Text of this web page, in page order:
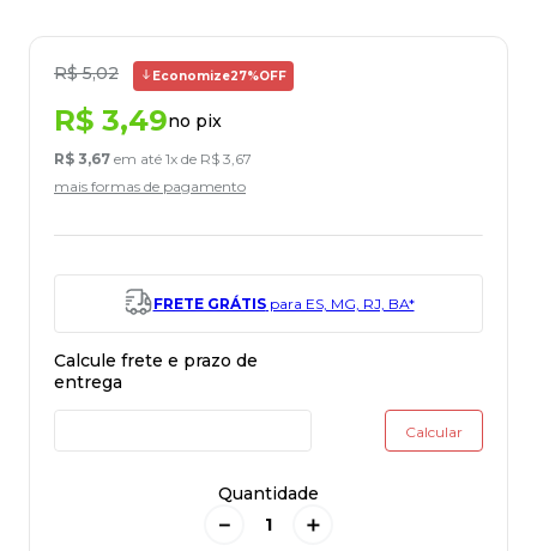
R$ 5,02 Economize27%OFF
R$ 3,49no pix
R$ 3,67 em até 1x de R$ 3,67
mais formas de pagamento
FRETE GRÁTISpara ES, MG, RJ, BA*
Quantidade
＋
－